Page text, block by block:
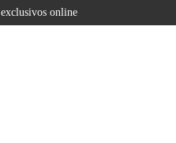
exclusivos online